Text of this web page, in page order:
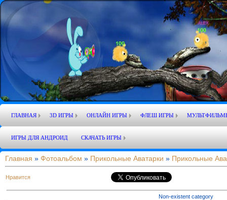
ГЛАВНАЯ 3D ИГРЫ ОНЛАЙН ИГРЫ ФЛЕШ ИГРЫ
ИГРЫ ДЛЯ АНДРОИД СКАЧАТЬ ИГРЫ
Главная » Фотоальбом » Прикольные Аватарки » Прикольные
Нравится
Non-existent category